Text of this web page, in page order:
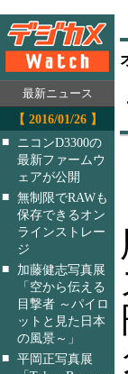
最新ニュース
【 2016/01/26 】
■
ニコンD3300の
最新ファームウ
ェアが公開
■ 無制限でRAWも
保存できるオン
ラインストレー
ジ
■
加藤健志写真展
「空から伝える
目撃者 ～パイロ
ットと見た日本
の風景～」
■ 平岡正写真展